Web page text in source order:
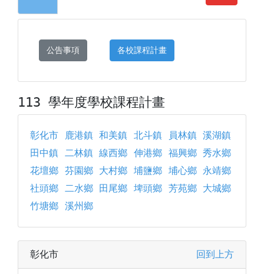
公告事項 各校課程計畫
113 學年度學校課程計畫
彰化市 鹿港鎮 和美鎮 北斗鎮 員林鎮 溪湖鎮
田中鎮 二林鎮 線西鄉 伸港鄉 福興鄉 秀水鄉
花壇鄉 芬園鄉 大村鄉 埔鹽鄉 埔心鄉
永靖鄉
社頭鄉 二水鄉 田尾鄉 埤頭鄉 芳苑鄉
大城鄉
竹塘鄉 溪州鄉
回到上方
彰化市